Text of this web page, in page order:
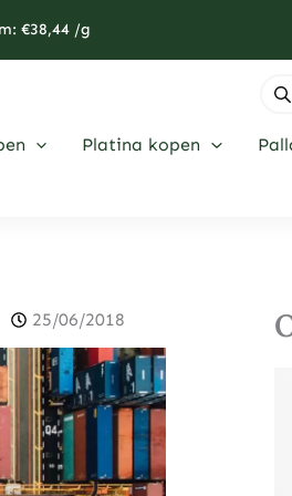
€38,44 /g
Platina kopen
25/06/2018